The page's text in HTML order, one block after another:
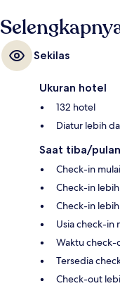
Sekilas
Ukuran hotel
132 hotel
Diatur lebih
Saat tiba/
Check-in
Check-in
Check-in
Usia check-in
Waktu check-
Tersedia
Check-out